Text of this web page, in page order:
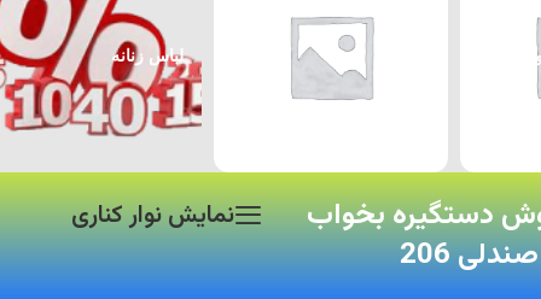
لباس زنانه
دستگیره بخواب
صندلی 206
نمایش نوار کناری